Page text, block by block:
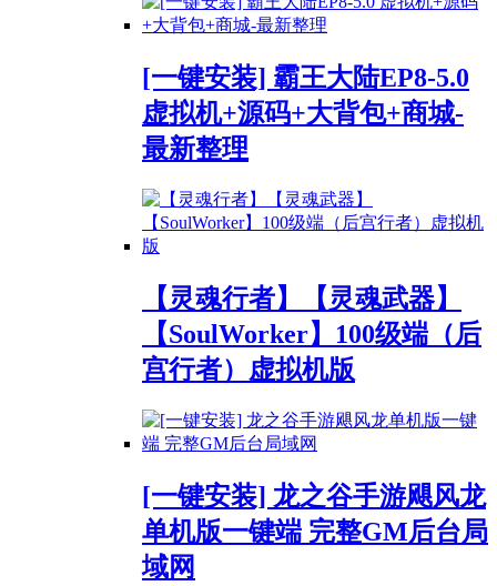
[一键安装] 霸王大陆EP8-5.0
虚拟机+源码+大背包+商城-
最新整理
【灵魂行者】【灵魂武器】
【SoulWorker】100级端（后
宫行者）虚拟机版
[一键安装] 龙之谷手游飓风龙
单机版一键端 完整GM后台局
域网